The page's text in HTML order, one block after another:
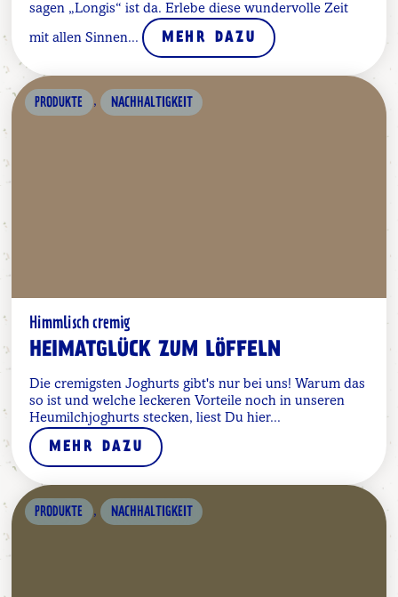
sagen „Longis“ ist da. Erlebe diese wundervolle Zeit
mit allen Sinnen... MEHR DAZU
PRODUKTE , NACHHALTIGKEIT
Himmlisch cremig
HEIMATGLÜCK ZUM LÖFFELN
Die cremigsten Joghurts gibt's nur bei uns! Warum das
so ist und welche leckeren Vorteile noch in unseren
Heumilchjoghurts stecken, liest Du hier...
MEHR DAZU
PRODUKTE , NACHHALTIGKEIT